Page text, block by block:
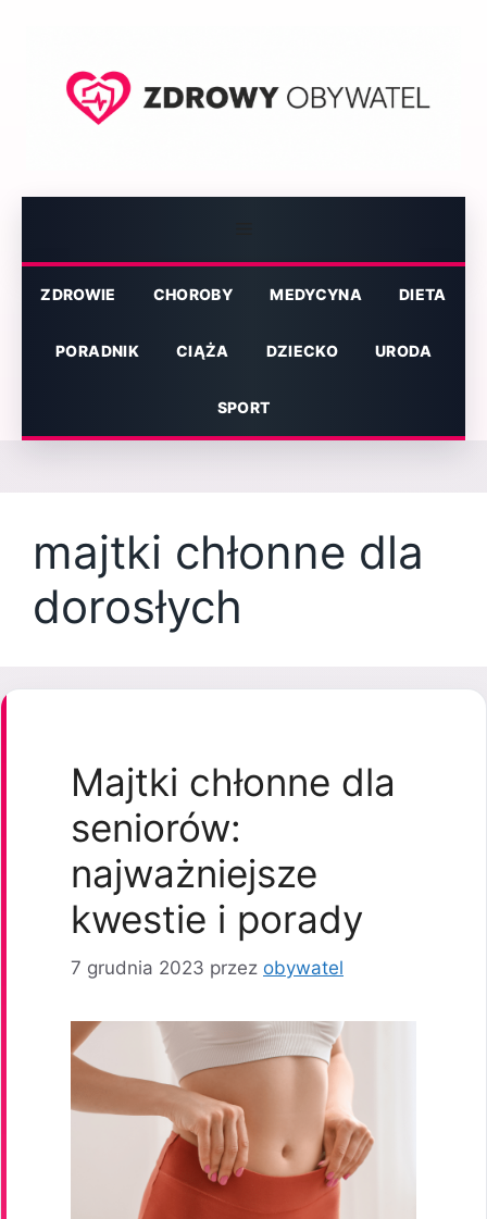
ZDROWIE CHOROBY MEDYCYNA DIETA
PORADNIK CIĄŻA DZIECKO URODA
SPORT
majtki chłonne dla
dorosłych
Majtki chłonne dla
seniorów:
najważniejsze
kwestie i porady
7 grudnia 2023 przez obywatel